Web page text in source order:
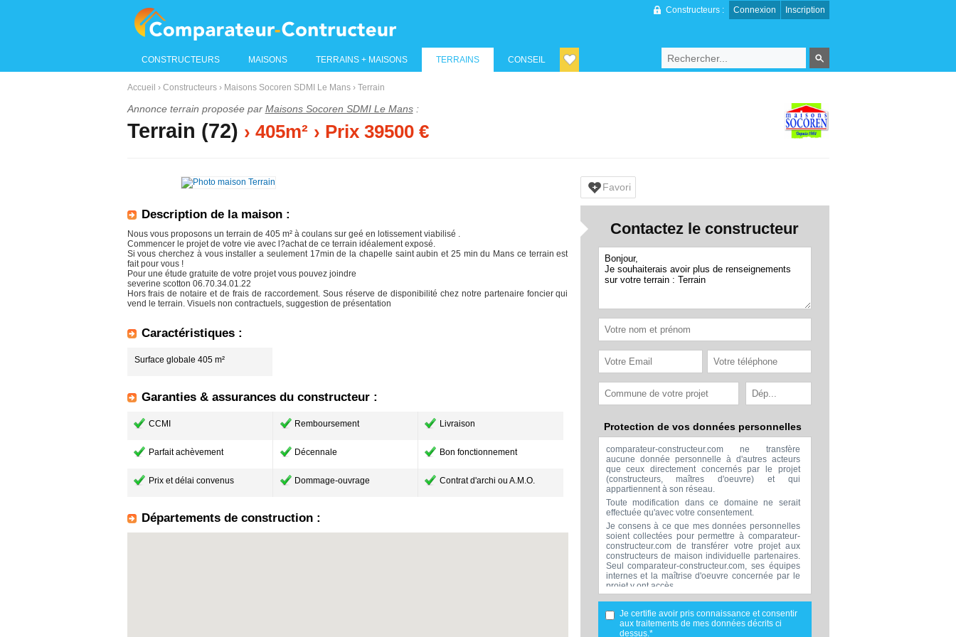
Constructeurs : Connexion Inscription
CONSTRUCTEURS MAISONS TERRAINS + MAISONS TERRAINS CONSEIL
Accueil › Constructeurs› Maisons Socoren SDMI Le Mans› Terrain
Annonce terrain proposée par Maisons Socoren SDMI Le Mans:
Terrain (72) › 405m² › Prix 39500 €
Description de la maison :
Nous vous proposons un terrain de 405 m² à coulans sur geé en lotissement viabilisé .
Commencer le projet de votre vie avec l?achat de ce terrain idéalement exposé.
Si vous cherchez à vous installer a seulement 17min de la chapelle saint aubin et 25 min du Mans ce terrain est
fait pour vous !
Pour une étude gratuite de votre projet vous pouvez joindre
severine scotton 06.70.34.01.22
Hors frais de notaire et de frais de raccordement. Sous réserve de disponibilité chez notre partenaire foncier qui
vend le terrain. Visuels non contractuels, suggestion de présentation
Caractéristiques :
Surface globale 405 m²
Garanties & assurances du constructeur :
CCMI Remboursement Livraison
Parfait achèvement Décennale Bon fonctionnement
Prix et délai convenus Dommage-ouvrage Contrat d'archi ou A.M.O.
Départements de construction :
Favori
Contactez le constructeur
Protection de vos données personnelles
comparateur-constructeur.com ne transfère
aucune donnée personnelle à d'autres acteurs
que ceux directement concernés par le projet
(constructeurs, maîtres d'oeuvre) et qui
appartiennent à son réseau.
Toute modification dans ce domaine ne serait
effectuée qu'avec votre consentement.
Je consens à ce que mes données personnelles
soient collectées pour permettre à comparateur-
constructeur.com de transférer votre projet aux
constructeurs de maison individuelle partenaires.
Seul comparateur-constructeur.com, ses équipes
internes et la maîtrise d'oeuvre concernée par le
projet y ont accès.
Aucune transmission de données à des tiers à
l'exclusion de ceux décrits ci dessus n'est
réalisée.
Mes données téléphoniques seront uniquement
Je certifie avoir pris connaissance et consentir
aux traitements de mes données décrits ci
dessus.*